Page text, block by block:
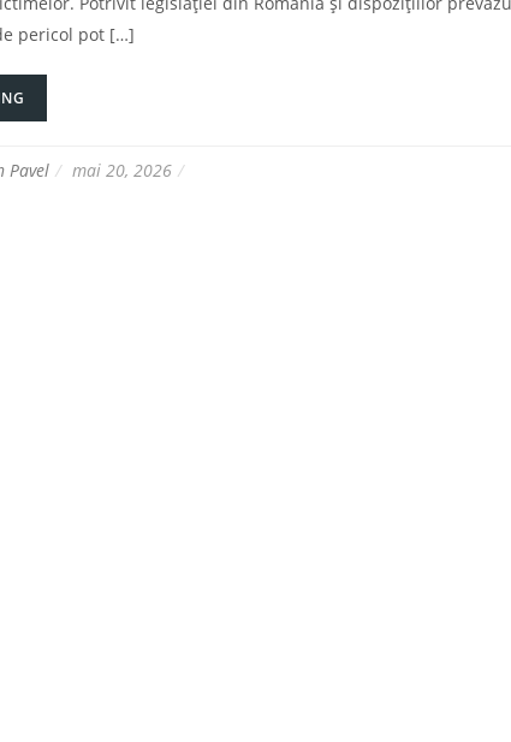
pericol pot […]
Pavel mai 20, 2026